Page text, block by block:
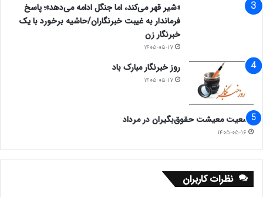
«شیر قهر می‌کند، اما جنگل ادامه می‌دهد»؛ پاسخ
فرماندار به غیبت خبرنگاران/حاشیه برخورد با یک
خبرنگار زن
۱۴۰۵-۰۵-۱۷
روز خبرنگار مبارک باد
۱۴۰۵-۰۵-۱۷
وضعیت معیشت حقوق‌بگیران در مرداد
۱۴۰۵-۰۵-۱۶
نظرات کاربران